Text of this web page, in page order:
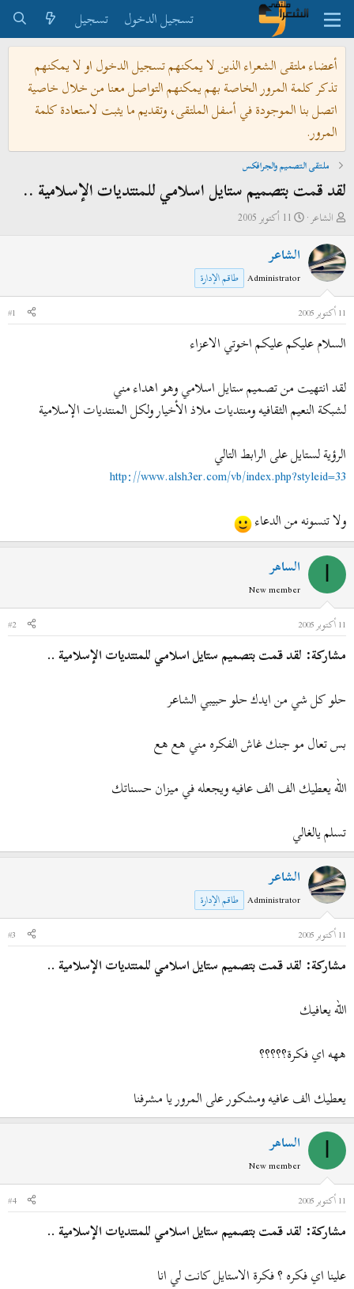
تسجيل الدخول
تسجيل
أعضاء ملتقى الشعراء الذين لا يمكنهم تسجيل الدخول او لا يمكنهم
تذكر كلمة المرور الخاصة بهم يمكنهم التواصل معنا من خلال خاصية
اتصل بنا الموجودة في أسفل الملتقى، وتقديم ما يثبت لاستعادة كلمة
المرور.
ملتقى التصميم والجرافكس
لقد قمت بتصميم ستايل اسلامي للمنتديات الإسلامية ..
ب
د
ئ
ل
م
و
ع
الشاعر
ت
ر
ي
ل
ب
11 أكتوبر 2005
الشاعر
Administrator طاقم الإدارة
11 أكتوبر 2005
#1
السلام عليكم عليكم اخوتي الاعزاء
لقد انتهيت من تصميم ستايل اسلامي وهو اهداء مني
لشبكة النعيم الثقافيه ومنتديات ملاذ الأخيار ولكل المنتديات الإسلامية
الرؤية لستايل على الرابط التالي
http://www.alsh3er.com/vb/index.php?styleid=33
ولا تنسونه من الدعاء
الساهر
New member
11 أكتوبر 2005
#2
مشاركة: لقد قمت بتصميم ستايل اسلامي للمنتديات الإسلامية ..
حلو كل شي من ايدك حلو حبيبي الشاعر
بس تعال مو جنك غاش الفكره مني هع هع
الله يعطيك الف الف عافيه ويجعله في ميزان حسناتك
تسلم يالغالي
الشاعر
Administrator طاقم الإدارة
11 أكتوبر 2005
#3
مشاركة: لقد قمت بتصميم ستايل اسلامي للمنتديات الإسلامية ..
الله يعافيك
ههه اي فكرة؟؟؟؟؟
يعطيك الف عافيه ومشكور على المرور يا مشرفنا
الساهر
New member
11 أكتوبر 2005
#4
مشاركة: لقد قمت بتصميم ستايل اسلامي للمنتديات الإسلامية ..
علينا اي فكره ؟ فكرة الاستايل كانت لي انا